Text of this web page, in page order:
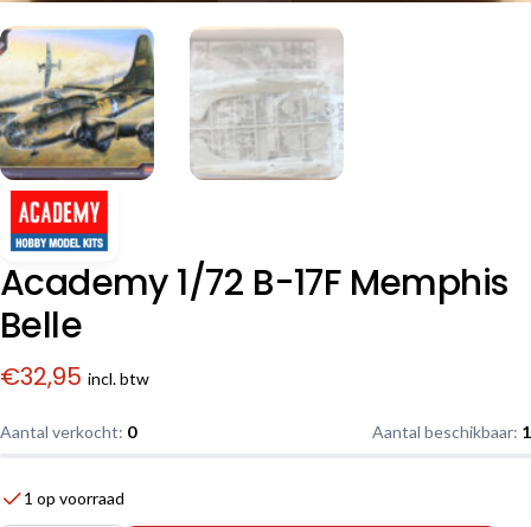
Academy 1/72 B-17F Memphis
Belle
€32,95 incl. btw
Aantal verkocht: 0 Aantal beschikbaar: 1
1 op voorraad